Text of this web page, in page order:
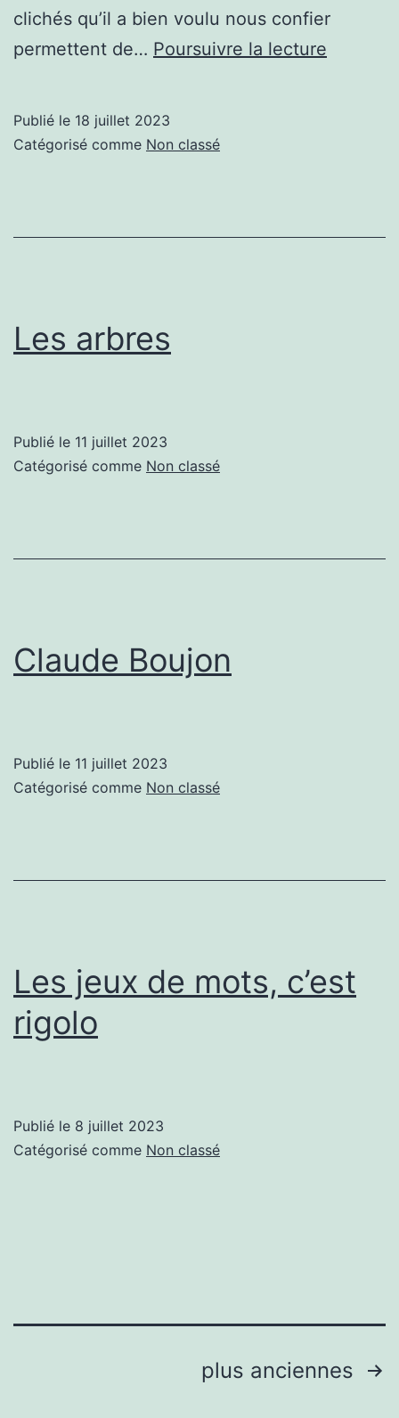
clichés qu’il a bien voulu nous confier
permettent de… Poursuivre la lecture
Publié le 18 juillet 2023
Catégorisé comme Non classé
Les arbres
Publié le 11 juillet 2023
Catégorisé comme Non classé
Claude Boujon
Publié le 11 juillet 2023
Catégorisé comme Non classé
Les jeux de mots, c’est
rigolo
Publié le 8 juillet 2023
Catégorisé comme Non classé
plus anciennes